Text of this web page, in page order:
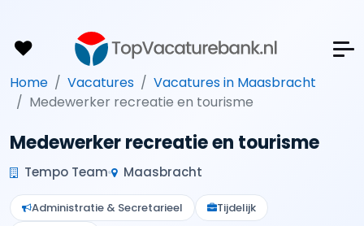
Home Vacatures
Vacatures in Maasbracht
Medewerker recreatie en tourisme
Medewerker recreatie en tourisme
Tempo Team Maasbracht
Administratie & Secretarieel
Tijdelijk